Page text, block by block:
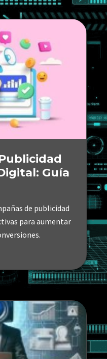
Guía
de publicidad
para aumentar